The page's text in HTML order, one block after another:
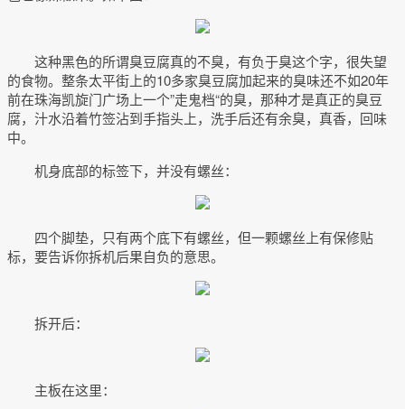
这种黑色的所谓臭豆腐真的不臭，有负于臭这个字，很失望
的食物。整条太平街上的10多家臭豆腐加起来的臭味还不如20年
前在珠海凯旋门广场上一个”走鬼档“的臭，那种才是真正的臭豆
腐，汁水沿着竹签沾到手指头上，洗手后还有余臭，真香，回味
中。
机身底部的标签下，并没有螺丝：
四个脚垫，只有两个底下有螺丝，但一颗螺丝上有保修贴
标，要告诉你拆机后果自负的意思。
拆开后：
主板在这里：